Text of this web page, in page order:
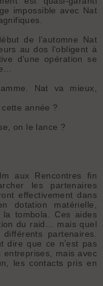
impossible avec Nat
de l’automne Nat
au dos l’obligent à
d’une opération se
Nat va mieux,
année ?
on le lance ?
aux Rencontres fin
les partenaires
effectivement dans
dotation matérielle,
tombola. Ces aides
du raid… mais quel
partenaires.
dire que ce n’est pas
mais avec
les contacts pris en